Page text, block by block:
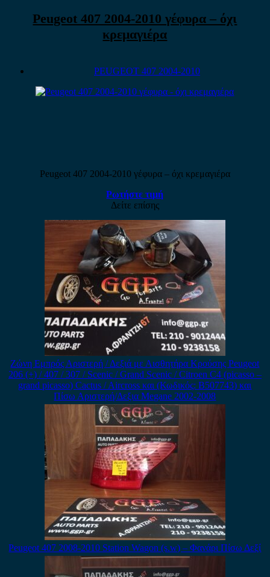
Peugeot 407 2004-2010 γέφυρα – όχι
κρεμαγιέρα
PEUGEOT 407 2004-2010
Peugeot 407 2004-2010 γέφυρα – όχι κρεμαγιέρα
Ρωτήστε τιμή
Δείτε επίσης
Ζώνη Εμπρός Αριστερή / Δεξιά με Αισθητήρα Κρούσης Peugeot
206 (+) / 407 / 307 / Scenic / Grand Scenic / Citroen C4 (picasso –
grand picasso) Cactus / Aircross και (Κωδικός: B507743) και
Πίσω Αριστερή/Δεξια Megane 2002-2008
Peugeot 407 2008-2010 Station Wagon (s.w) – Φανάρι Πίσω Δεξί